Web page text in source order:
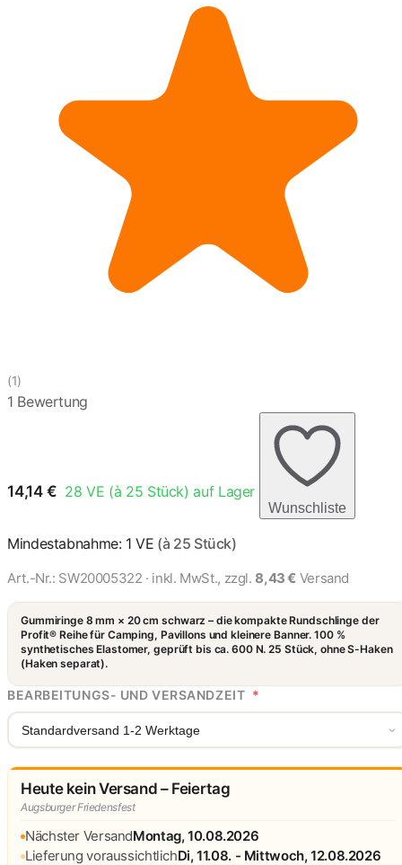
(1)
1 Bewertung
14,14 € 28 VE (à 25 Stück) auf Lager
Wunschliste
Mindestabnahme: 1 VE (à 25 Stück)
Art.-Nr.: SW20005322 · inkl. MwSt., zzgl. 8,43 € Versand
Gummiringe 8 mm × 20 cm schwarz – die kompakte Rundschlinge der
Profit® Reihe für Camping, Pavillons und kleinere Banner. 100 %
synthetisches Elastomer, geprüft bis ca. 600 N. 25 Stück, ohne S-Haken
(Haken separat).
BEARBEITUNGS- UND VERSANDZEIT *
Standardversand 1-2 Werktage
Heute kein Versand – Feiertag
Augsburger Friedensfest
Nächster VersandMontag, 10.08.2026
Lieferung voraussichtlichDi, 11.08. - Mittwoch, 12.08.2026